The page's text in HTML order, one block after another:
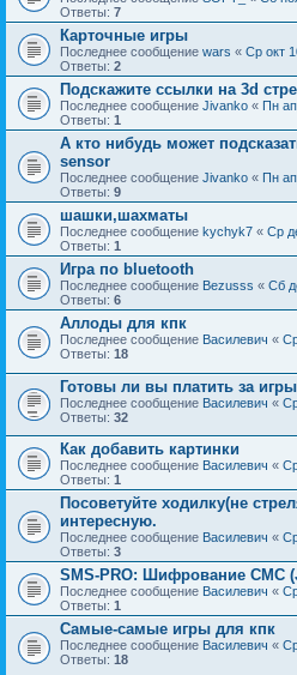
Ответы: 7
Карточные игры
Последнее сообщение wars « Ср окт
Ответы: 2
Подскажите ссылки на 3d
Последнее сообщение Jivanko « Пн
Ответы: 1
А кто нибудь может
sensor
Последнее сообщение Jivanko « Пн
Ответы: 9
шашки,шахматы
Последнее сообщение kychyk7 « Ср
Ответы: 1
Игра по bluetooth
Последнее сообщение Bezusss « Сб
Ответы: 6
Аллоды для кпк
Последнее сообщение Василевич «
Ответы: 18
Готовы ли вы платить за
Последнее сообщение Василевич «
Ответы: 32
Как добавить картинки
Последнее сообщение Василевич «
Ответы: 1
Посоветуйте ходилку(не
интересную.
Последнее сообщение Василевич «
Ответы: 3
SMS-PRO: Шифрование СМС
Последнее сообщение Василевич «
Ответы: 1
Самые-самые игры для кпк
Последнее сообщение Василевич «
Ответы: 18